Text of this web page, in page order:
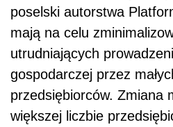
poselski autorstwa
mają na celu
utrudniających
gospodarczej przez
przedsiębiorców. Zmiana
większej liczbie